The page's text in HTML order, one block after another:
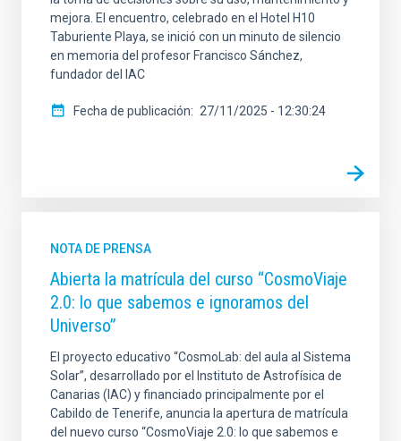
mejora. El encuentro, celebrado en el Hotel H10
Taburiente Playa, se inició con un minuto de silencio
en memoria del profesor Francisco Sánchez,
fundador del IAC
Fecha de publicación 27/11/2025 - 12:30:24
NOTA DE PRENSA
Abierta la matrícula del curso “CosmoViaje
2.0: lo que sabemos e ignoramos del
Universo”
El proyecto educativo “CosmoLab: del aula al Sistema
Solar”, desarrollado por el Instituto de Astrofísica de
Canarias (IAC) y financiado principalmente por el
Cabildo de Tenerife, anuncia la apertura de matrícula
del nuevo curso “CosmoViaje 2.0: lo que sabemos e